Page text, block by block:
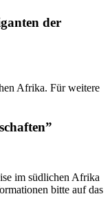
der
Afrika. Für weitere
im südlichen Afrika
bitte auf das